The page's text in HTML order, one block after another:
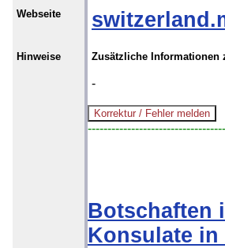
Webseite
Hinweise Zusätzliche Informationen
-
Botschaften
Konsulate in